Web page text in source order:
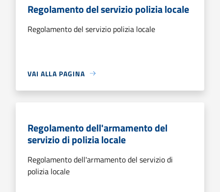
Regolamento del servizio polizia locale
Regolamento del servizio polizia locale
VAI ALLA PAGINA
Regolamento dell'armamento del
servizio di polizia locale
Regolamento dell'armamento del servizio di
polizia locale